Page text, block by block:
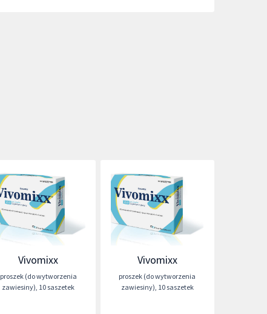
Vivomixx
proszek (do wytworzenia
zawiesiny), 10 saszetek
Vivomixx
proszek (do wytworzenia
zawiesiny), 10 saszetek